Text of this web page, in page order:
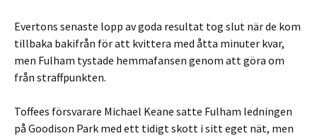
Evertons senaste lopp av goda resultat tog slut när de kom
tillbaka bakifrån för att kvittera med åtta minuter kvar,
men Fulham tystade hemmafansen genom att göra om
från straffpunkten.
Toffees försvarare Michael Keane satte Fulham ledningen
på Goodison Park med ett tidigt skott i sitt eget nät, men